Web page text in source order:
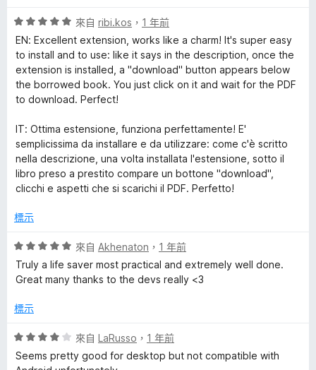
分
滿
分
5
評
價
5
分
，
滿
5
分
來自 ribi.kos ， 1 年前
EN: Excellent extension, works like a charm! It's super easy
to install and to use: like it says in the description, once the
extension is installed, a "download" button appears below
the borrowed book. You just click on it and wait for the PDF
to download. Perfect!
IT: Ottima estensione, funziona perfettamente! E'
semplicissima da installare e da utilizzare: come c'è scritto
nella descrizione, una volta installata l'estensione, sotto il
libro preso a prestito compare un bottone "download",
clicchi e aspetti che si scarichi il PDF. Perfetto!
標示
評
價
5
，
分
5
分
來自 Akhenaton ， 1 年前
Truly a life saver most practical and extremely well done.
Great many thanks to the devs really <3
標示
評
價
4
來自 LaRusso ， 1 年前
Seems pretty good for desktop but not compatible with